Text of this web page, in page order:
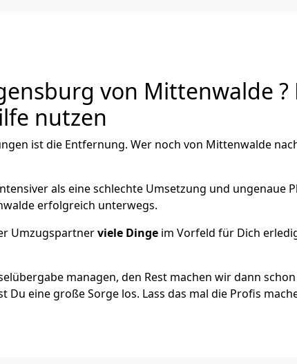
von Mittenwalde
nutzen
ist die Entfernung. Wer noch von Mittenwalde
als eine schlechte Umsetzung und ungenaue
erfolgreich unterwegs.
Umzugspartnerviele Dinge im Vorfeld für Dich
managen, den Rest machen wir dann
Du eine große Sorge los. Lass das mal die Profis